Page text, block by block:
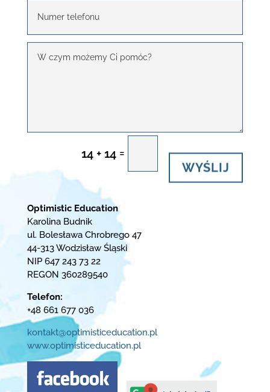
14 + 14 =
WYŚLIJ
Optimistic Education
Karolina Budnik
ul. Bolesława Chrobrego 47
44-313 Wodzisław Śląski
NIP 647 243 73 22
REGON 360289540
Telefon:
+48 661 677 036
kontakt@optimisticeducation.pl
www.optimisticeducation.pl